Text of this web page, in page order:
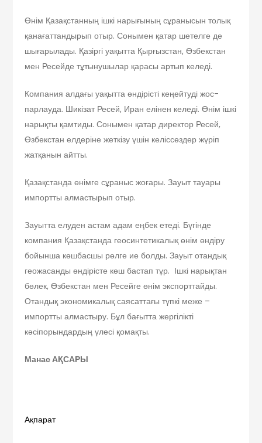
Өнім Қазақстанның ішкі нарығының сұранысын толық
қанағаттандырып отыр. Сонымен қатар шетелге де
шығарылады. Қазіргі уақытта Қырғызстан, Өзбекстан
мен Ресейде тұтынушылар қарасы артып келеді.
Компания алдағы уақытта өндірісті кеңейтуді жос­
парлауда. Шикізат Ресей, Иран елінен келеді. Өнім ішкі
нарықты қамтиды. Сонымен қатар директор Ресей,
Өзбекстан елдеріне жеткізу үшін келіссөздер жүріп
жатқанын айтты.
Қазақстанда өнімге сұраныс жоғары. Зауыт тауары
импортты алмастырып отыр.
Зауытта елуден астам адам еңбек етеді. Бүгінде
компания Қазақстанда геосинтетикалық өнім өндіру
бойынша көшбасшы рөлге ие болды. Зауыт отандық
геожасанды өндірісте көш бастап тұр. Ішкі нарықтан
бөлек, Өзбекстан мен Ресейге өнім экспорттайды.
Отандық экономикалық саясаттағы түпкі меже –
импортты алмастыру. Бұл бағытта жергілікті
кәсіпорындардың үлесі қомақты.
Манас АҚСАРЫ
Ақпарат